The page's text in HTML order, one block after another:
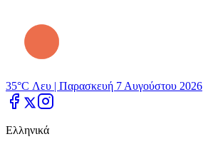
35°C Λευ | Παρασκευή 7 Αυγούστου 2026
Ελληνικά